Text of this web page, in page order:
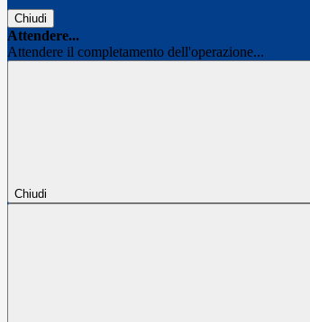
Chiudi
Attendere...
Attendere il completamento dell'operazione...
Chiudi